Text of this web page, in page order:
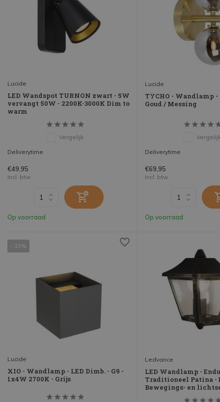
Lucide
LED Wandspot TURNON zwart - 5W
vervangt 50W - 2200K-3000K Dim to
warm
Vergelijk
Deliverytime
€49,95
Incl. btw
Op voorraad
Lucide
TYCHO - Wandlamp -
Goud / Messing
Deliverytime
€69,95
Incl. btw
Op voorraad
- 33%
Lucide
XIO - Wandlamp - LED Dimb. - G9 -
1x4W 2700K - Grijs
Ledvance
LED Wandlamp -
Traditioneel Patina -
Bewegings- en